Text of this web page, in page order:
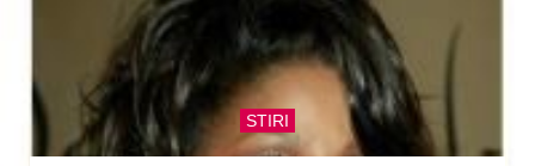
STIRI